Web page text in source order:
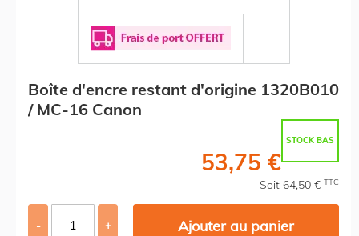
Boîte d'encre restant d'origine 1320B010
/ MC-16 Canon
STOCK BAS
53,75 €
Soit 64,50 € TTC
- + Ajouter au panier